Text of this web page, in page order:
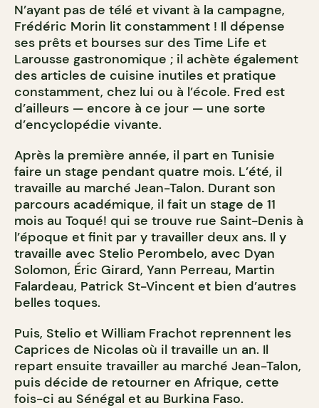
N’ayant pas de télé et vivant à la campagne,
Frédéric Morin lit constamment ! Il dépense
ses prêts et bourses sur des Time Life et
Larousse gastronomique ; il achète également
des articles de cuisine inutiles et pratique
constamment, chez lui ou à l’école. Fred est
d’ailleurs — encore à ce jour — une sorte
d’encyclopédie vivante.
Après la première année, il part en Tunisie
faire un stage pendant quatre mois. L’été, il
travaille au marché Jean-Talon. Durant son
parcours académique, il fait un stage de 11
mois au Toqué! qui se trouve rue Saint-Denis à
l’époque et finit par y travailler deux ans. Il y
travaille avec Stelio Perombelo, avec Dyan
Solomon, Éric Girard, Yann Perreau, Martin
Falardeau, Patrick St-Vincent et bien d’autres
belles toques.
Puis, Stelio et William Frachot reprennent les
Caprices de Nicolas où il travaille un an. Il
repart ensuite travailler au marché Jean-Talon,
puis décide de retourner en Afrique, cette
fois-ci au Sénégal et au Burkina Faso.